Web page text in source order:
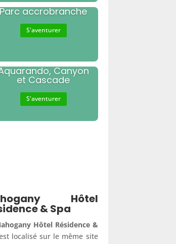
Parc accrobranche
S'aventurer
Canyon
et Cascade
S'aventurer
Hôtel
& Spa
Hôtel Résidence &
localisé sur le même site